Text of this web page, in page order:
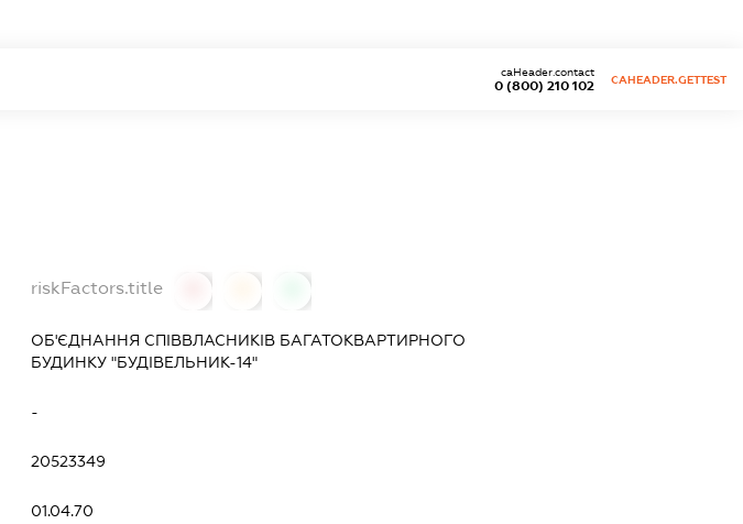
0 (800) 210 102
caHeader.contact
CAHEADER.GETTEST
riskFactors.title
ОБ'ЄДНАННЯ СПІВВЛАСНИКІВ БАГАТОКВАРТИРНОГО
БУДИНКУ "БУДІВЕЛЬНИК-14"
-
20523349
01.04.70